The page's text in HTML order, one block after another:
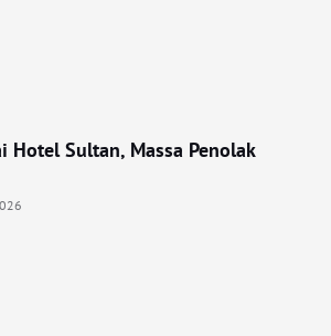
Hotel Sultan, Massa Penolak